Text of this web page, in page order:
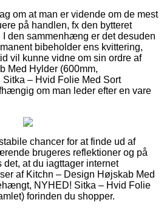
om at man er vidende om de mest
på handlen, fx den bytteret
den sammenhæng er det desuden
bibeholder ens kvittering,
vil kunne vidne om sin ordre af
Med Hylder (600mm,
– Hvid Folie Med Sort
om man leder efter en vare
chancer for at finde ud af
brugeres reflektioner og på
at du iagttager internet
af Kitchn – Design Højskab Med
NYHED! Sitka – Hvid Folie
forinden du shopper.